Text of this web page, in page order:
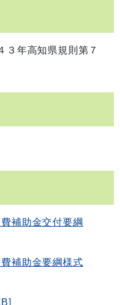
３年高知県規則第７
補助金交付要綱
補助金要綱様式